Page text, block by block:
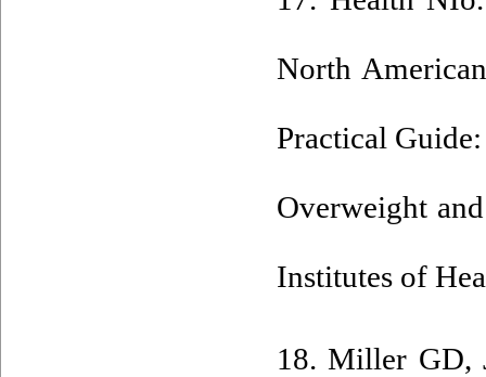
North
Practical
Overweight
Institutes of
18. Miller GD,